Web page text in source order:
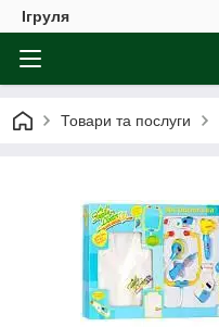
Ігруля
Товари та послуги